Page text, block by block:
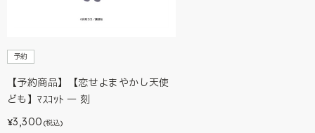
予約
【予約商品】【恋せよまやかし天使
ども】ﾏｽｺｯﾄ 一 刻
¥3,300 (税込)